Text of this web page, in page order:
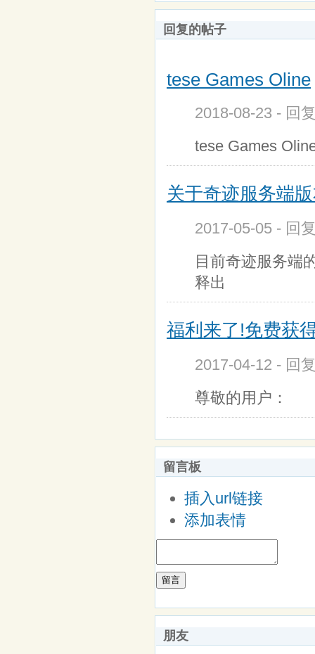
回复的帖子
tese Games Oline
2018-08-23 - 回
tese Games
关于奇迹服务端
2017-05-05 - 回
目前奇迹服务端
释出
福利来了!免费获
2017-04-12 - 回
尊敬的用户
留言板
插入url链接
添加表情
留言
朋友